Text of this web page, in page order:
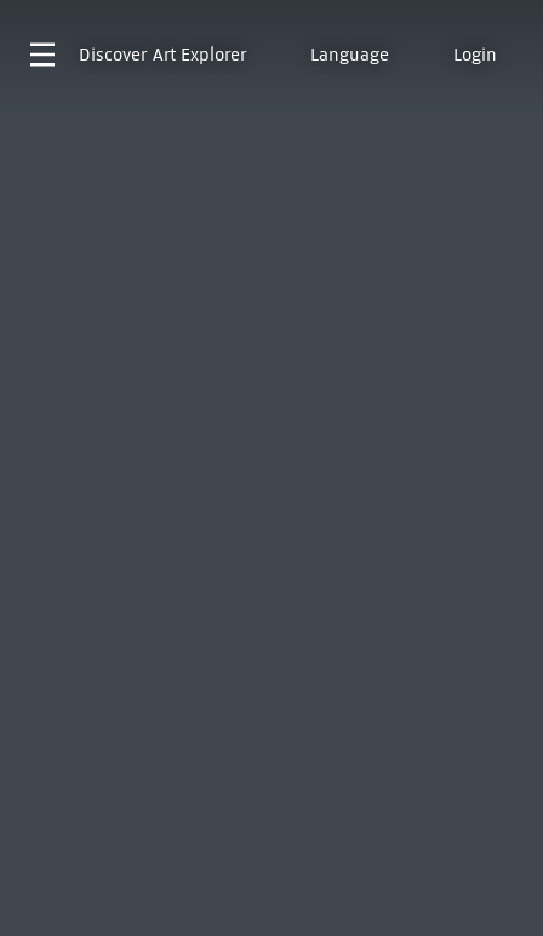
Discover Art Explorer Language Login